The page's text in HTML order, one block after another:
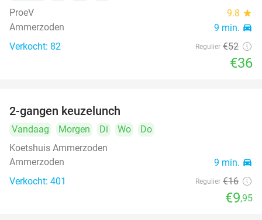
ProeV
9.8 star
Ammerzoden 9 min. directions_car
Verkocht: 82 Regulier €52
€36
2-gangen keuzelunch
Vandaag Morgen Di Wo
Do
Koetshuis Ammerzoden
Ammerzoden
9 min. directions_car
Verkocht: 401 Regulier €16
€9,95